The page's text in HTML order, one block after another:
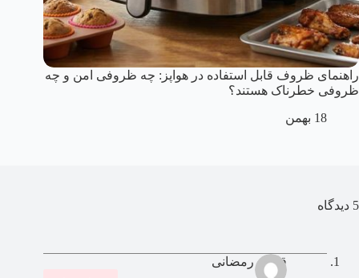
راهنمای ظروف قابل استفاده در هواپز: چه ظروفی امن و چه
ظروفی خطرناک هستند؟
18 بهمن
5 دیدگاه
قاسم رمضانی